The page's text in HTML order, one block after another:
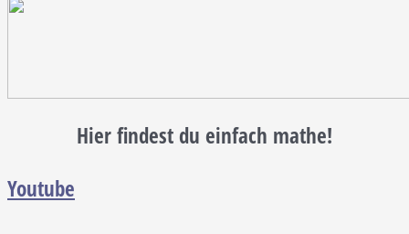
Hier findest du einfach mathe!
Youtube